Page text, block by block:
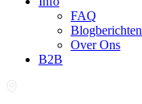
FAQ
Blogberichten
Over Ons
B2B